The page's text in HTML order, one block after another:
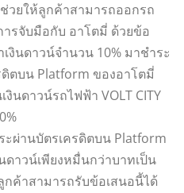
วยให้ลูกค้าสามารถออกรถ
ารจับมือกับ อาโตมี่ ด้วยข้อ
งินดาวน์จำนวน 10% มาชำระ
ตบน Platform ของอาโตมี่
นดาวน์รถไฟฟ้า VOLT CITY
ะผ่านบัตรเครดิตบน Platform
ดาวน์เพียงหมื่นกว่าบาทเป็น
กค้าสามารถรับข้อเสนอนี้ได้